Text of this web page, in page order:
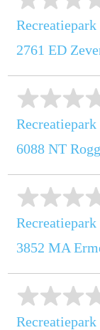
2761 ED
6088 NT
Recreatiepark
3852 MA